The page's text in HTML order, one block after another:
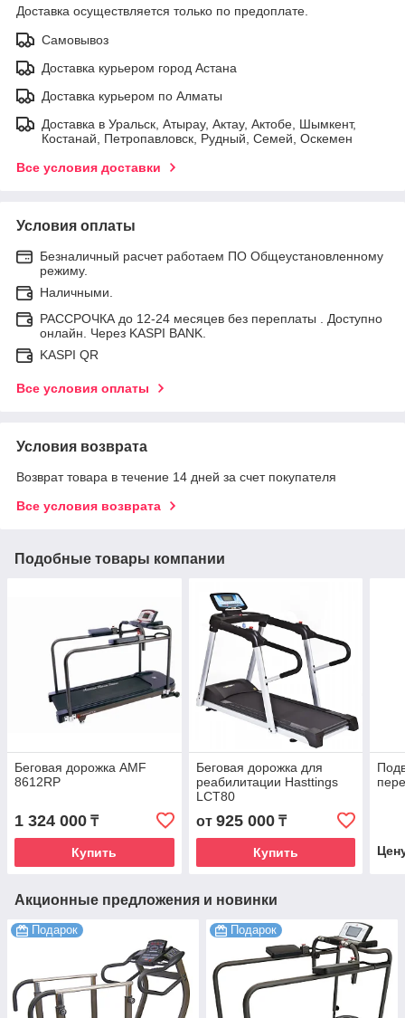
Доставка осуществляется только по предоплате.
Самовывоз
Доставка курьером город Астана
Доставка курьером по Алматы
Доставка в Уральск, Атырау, Актау, Актобе, Шымкент,
Костанай, Петропавловск, Рудный, Семей, Оскемен
Все условия доставки
Условия оплаты
Безналичный расчет работаем ПО Общеустановленному
режиму.
Наличными.
РАССРОЧКА до 12-24 месяцев без переплаты . Доступно
онлайн. Через KASPI BANK.
KASPI QR
Все условия оплаты
Условия возврата
Возврат товара в течение 14 дней за счет покупателя
Все условия возврата
Подобные товары компании
Беговая дорожка AMF
8612RP
1 324 000 ₸
Купить
Беговая дорожка для
реабилитации Hasttings
LCT80
от 925 000₸
Купить
Акционные предложения и новинки
Подарок Подарок